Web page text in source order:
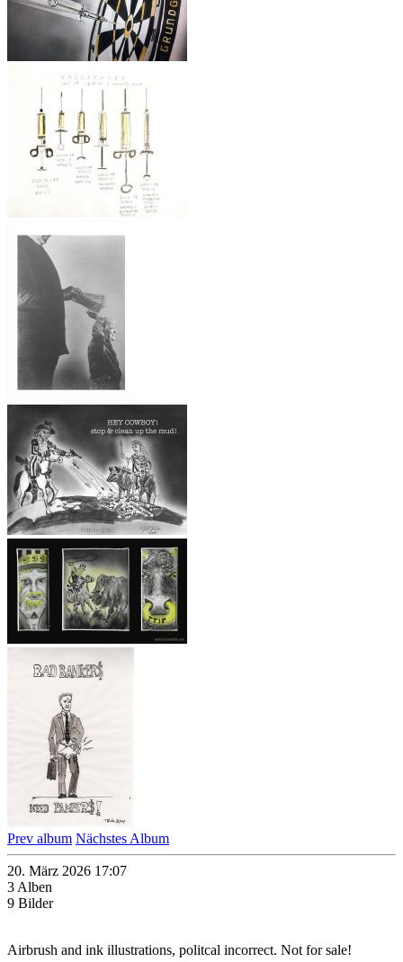
Prev album Nächstes Album
20. März 2026 17:07
3 Alben
9 Bilder
Airbrush and ink illustrations, politcal incorrect. Not for sale!